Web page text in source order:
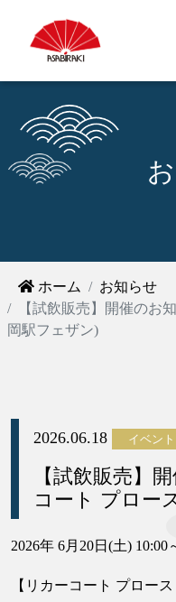
ホーム
お知らせ
【試飲販売】開催のお
岡駅フェザン)
2026.06.18 イベント
【試飲販売】
コート プロー
2026年 6月20日(土) 10:00
【リカーコート プロー